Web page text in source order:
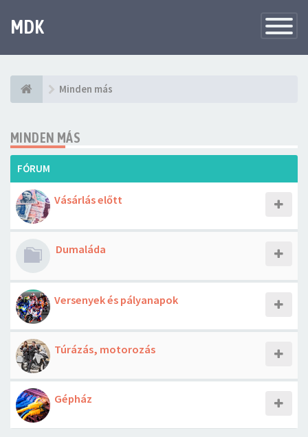
navigáció
MDK
Minden más
MINDEN MÁS
FÓRUM
Vásárlás előtt
Dumaláda
Versenyek és pályanapok
Túrázás, motorozás
Gépház